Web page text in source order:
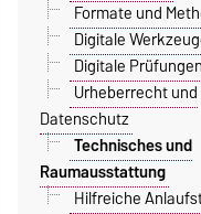
Formate und
Digitale
Digitale Prüfungen
Urheberrecht und
Datenschutz
Technisches und
Raumausstattung
Hilfreiche